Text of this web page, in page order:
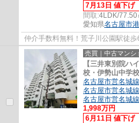
7月13日 値下げ
間取:4LDK/77.50
愛知県名古屋市
仲介手数料無料！荒子川公園駅徒歩
売買｜中古マンシ
【三井東別院ハ
校・伊勢山中学校
名古屋市営名城線
名古屋市営名城線
名古屋市営名城線
1,998万円
6月11日 値下げ